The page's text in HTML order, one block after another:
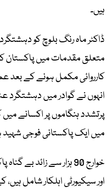
ہیں۔
ڈاکٹر ماہ رنگ بلوچ کو
متعلق مقدمات میں پاکستان
کارروائی مکمل ہونے کے بعد
انہوں نے گوادر میں دہشتگرد
پرتشدد ہنگاموں پر اکسانے
میں ایک پاکستانی فوجی شہید
خوارج 90 ہزار سے زائد
اور سیکیورٹی اہلکار شامل ہیں،